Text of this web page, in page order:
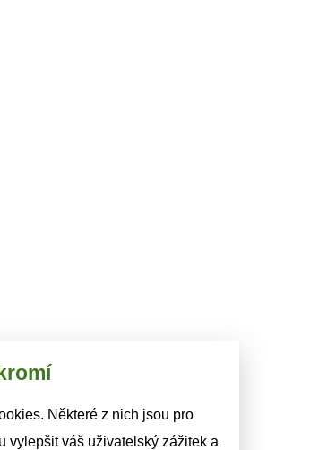
Některé z nich jsou pro
vylepšit váš uživatelský zážitek a